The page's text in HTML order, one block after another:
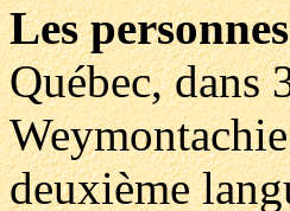
Les
Québec, dans
deuxième